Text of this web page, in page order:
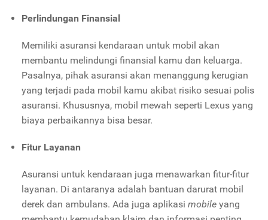
Perlindungan Finansial
Memiliki asuransi kendaraan untuk mobil akan
membantu melindungi finansial kamu dan keluarga.
Pasalnya, pihak asuransi akan menanggung kerugian
yang terjadi pada mobil kamu akibat risiko sesuai polis
asuransi. Khususnya, mobil mewah seperti Lexus yang
biaya perbaikannya bisa besar.
Fitur Layanan
Asuransi untuk kendaraan juga menawarkan fitur-fitur
layanan. Di antaranya adalah bantuan darurat mobil
derek dan ambulans. Ada juga aplikasi mobileyang